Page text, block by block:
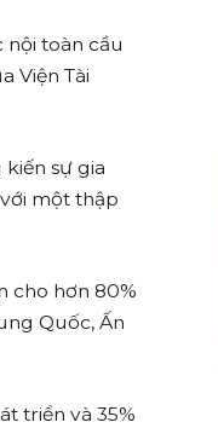
nội toàn cầu
Viện Tài
​​sự gia
một thập
cho hơn 80%
Quốc, Ấn
triển và 35%